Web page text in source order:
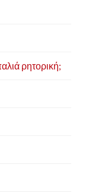
ρητορική;